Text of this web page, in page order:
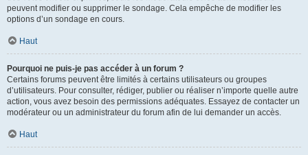
peuvent modifier ou supprimer le sondage. Cela empêche de modifier les
options d’un sondage en cours.
Haut
Pourquoi ne puis-je pas accéder à un forum ?
Certains forums peuvent être limités à certains utilisateurs ou groupes
d’utilisateurs. Pour consulter, rédiger, publier ou réaliser n’importe quelle autre
action, vous avez besoin des permissions adéquates. Essayez de contacter un
modérateur ou un administrateur du forum afin de lui demander un accès.
Haut